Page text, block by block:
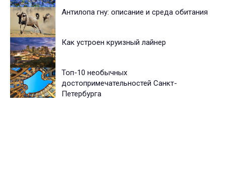
Антилопа гну: описание и среда обитания
Как устроен круизный лайнер
Топ-10 необычных
достопримечательностей Санкт-
Петербурга